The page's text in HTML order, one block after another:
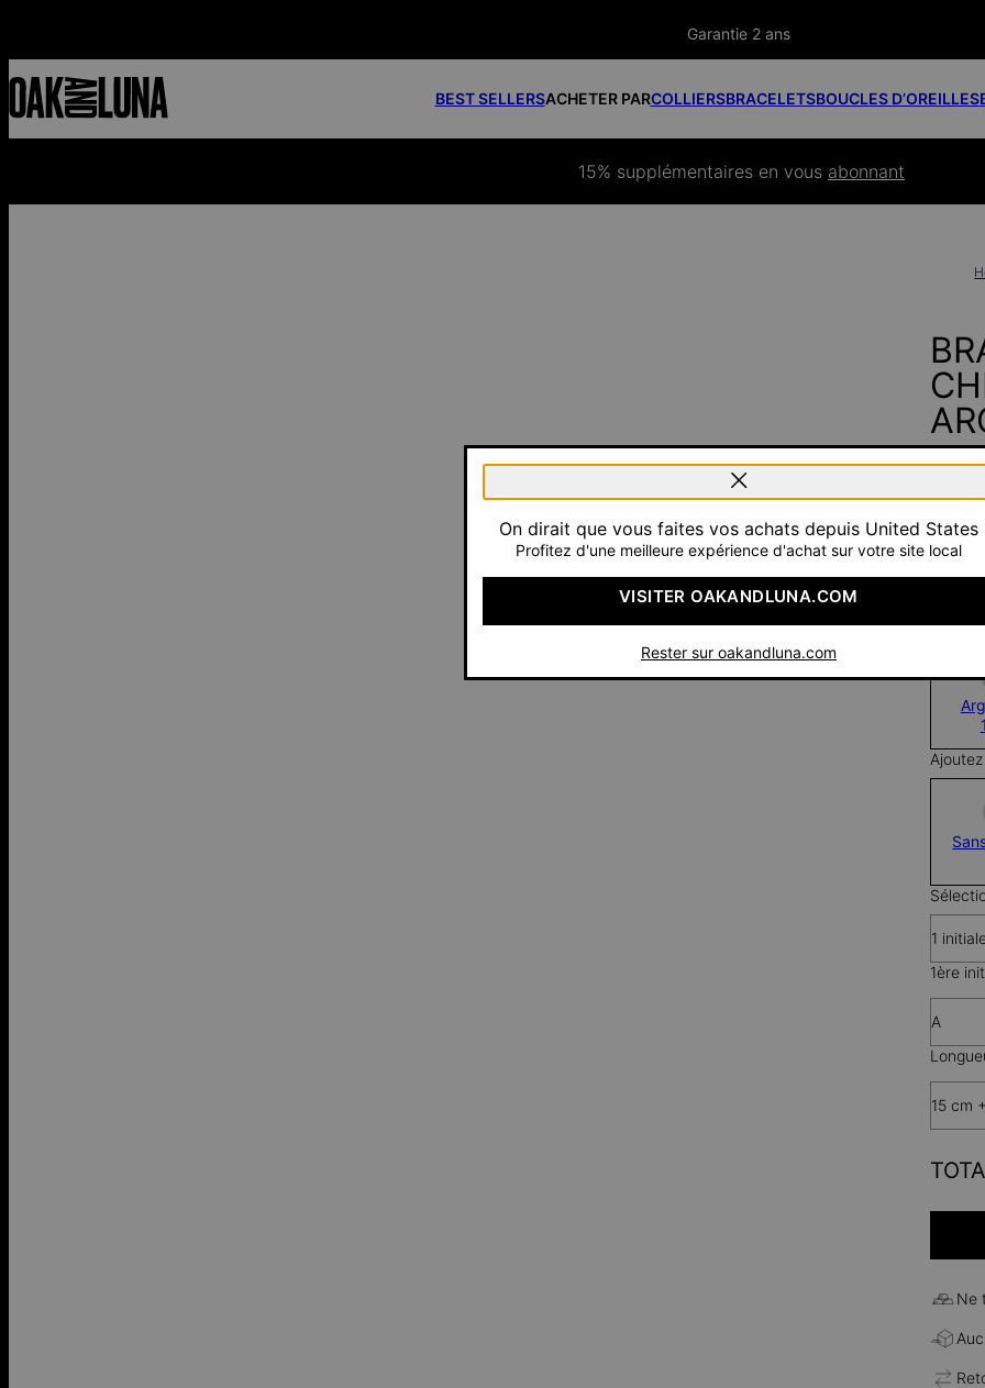
Garantie 2 ans
BEST SELLERSACHETER PARCOLLIERSBRACELETSBOUCLES D’OREILLES
15% supplémentaires en vous abonnant
Pay
1
1ère
A
15 cm
Ne
On dirait que vous faites vos achats depuis United States
Profitez d'une meilleure expérience d'achat sur votre site local
VISITER OAKANDLUNA.COM
Rester sur oakandluna.com